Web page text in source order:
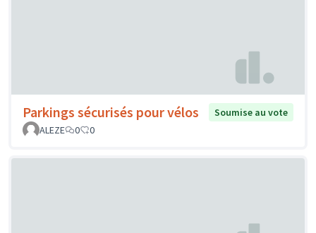
Parkings sécurisés pour vélos
Soumise au vote
ALEZE
0 0